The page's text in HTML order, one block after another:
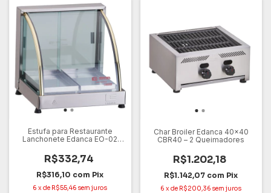
Estufa para Restaurante
Lanchonete Edanca EO-02
Vidro Temperado
R$332,74
R$316,10 com Pix
6 xde R$55,46 sem juros
Char Broiler Edanca 40x40
CBR40 – 2 Queimadores
R$1.202,18
R$1.142,07 com Pix
6 xde R$200,36 sem juros